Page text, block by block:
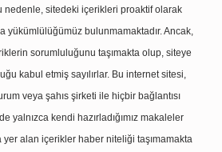
nedenle, sitedeki içerikleri proaktif olarak
yükümlülüğümüz bulunmamaktadır. Ancak,
sorumluluğunu taşımakta olup, siteye
kabul etmiş sayılırlar. Bu internet sitesi,
veya şahıs şirketi ile hiçbir bağlantısı
yalnızca kendi hazırladığımız makaleler
yer alan içerikler haber niteliği taşımamakta